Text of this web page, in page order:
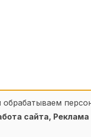
сайта, Реклама